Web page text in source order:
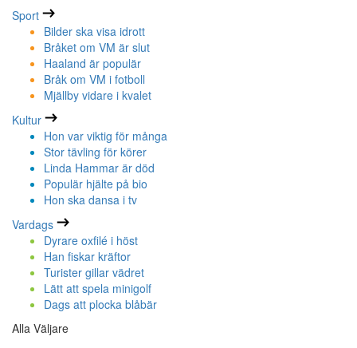
Sport
Bilder ska visa idrott
Bråket om VM är slut
Haaland är populär
Bråk om VM i fotboll
Mjällby vidare i kvalet
Kultur
Hon var viktig för många
Stor tävling för körer
Linda Hammar är död
Populär hjälte på bio
Hon ska dansa i tv
Vardags
Dyrare oxfilé i höst
Han fiskar kräftor
Turister gillar vädret
Lätt att spela minigolf
Dags att plocka blåbär
Alla Väljare